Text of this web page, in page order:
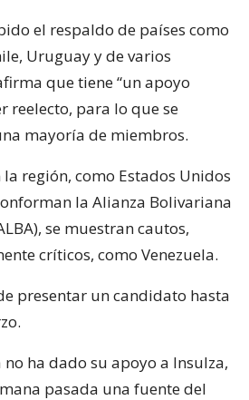
el respaldo de países como
Uruguay y de varios
que tiene “un apoyo
reelecto, para lo que se
mayoría de miembros.
la región, como Estados Unidos
la Alianza Bolivariana
se muestran cautos,
críticos, como Venezuela.
presentar un candidato hasta
ha dado su apoyo a Insulza,
pasada una fuente del